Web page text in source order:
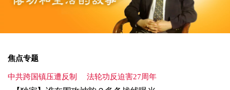
焦点专题
中共跨国镇压遭反制 法轮功反迫害27周年